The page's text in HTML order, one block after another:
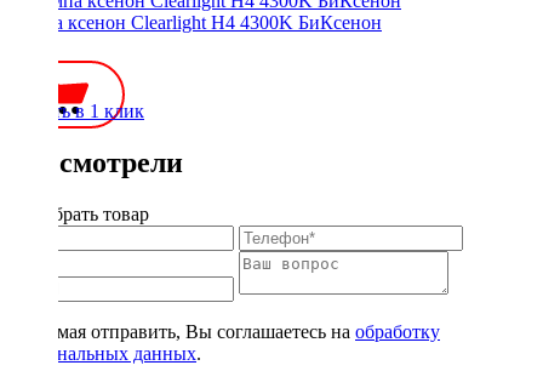
Лампа ксенон Clearlight H4 4300K БиКсенон
Купить в 1 клик
Вы смотрели
Подобрать товар
Нажимая отправить, Вы соглашаетесь на обработку
персональных данных.